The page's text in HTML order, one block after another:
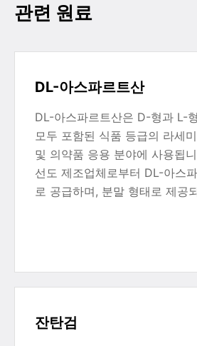
관련 원료
DL-아스파르트산
DL-아스파르트산은 D-형과 L-
모두 포함된 식품 등급의 라세
및 의약품 응용 분야에 사용됩
선도 제조업체로부터 DL-아스
로 공급하며, 분말 형태로 제공
잔탄검